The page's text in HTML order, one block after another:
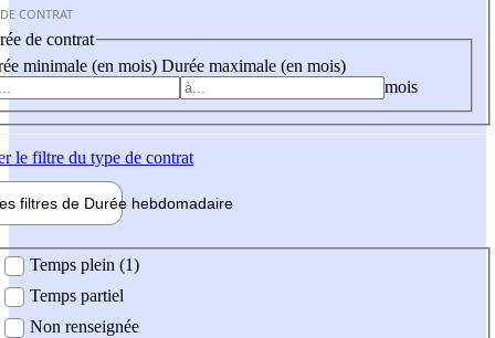
CONTRAT
de contrat
minimale (en mois) Durée maximale (en mois)
mois
le filtre du type de contrat
filtres de Durée hebdomadaire
Temps plein (1)
Temps partiel
Non renseignée